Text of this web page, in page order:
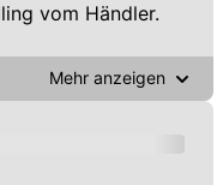
vom Händler.
Mehr anzeigen